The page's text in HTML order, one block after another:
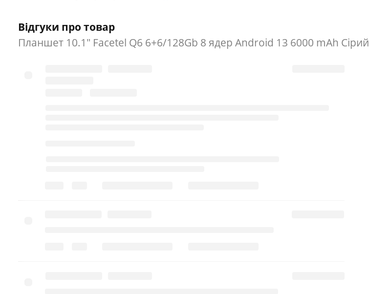
Відгуки про товар
Планшет 10.1" Facetel Q6 6+6/128Gb 8 ядер Android 13 6000 mAh Сірий